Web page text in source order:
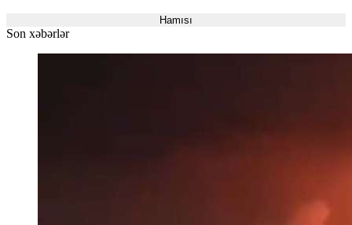
Hamısı
Son xəbərlər